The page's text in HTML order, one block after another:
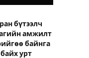
бүтээлч
амжилт
байнга
урт